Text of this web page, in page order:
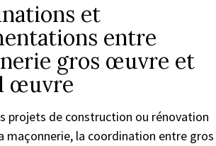
et
entre
gros œuvre et
œuvre
projets de construction ou rénovation
maçonnerie, la coordination entre